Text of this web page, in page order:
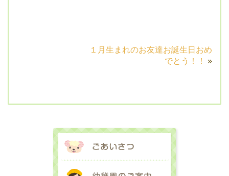
１月生まれのお友達お誕生日おめ
でとう！！
»
ごあいさつ
幼稚園のご案内